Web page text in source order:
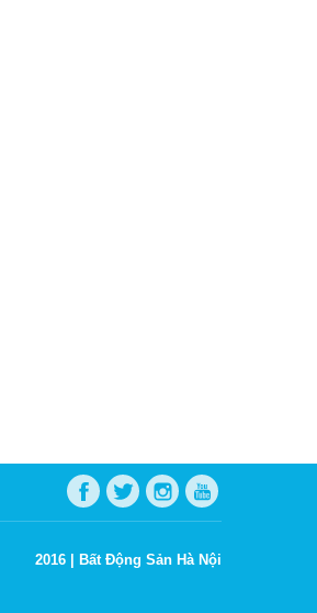
2016 | Bất Động Sản Hà Nội